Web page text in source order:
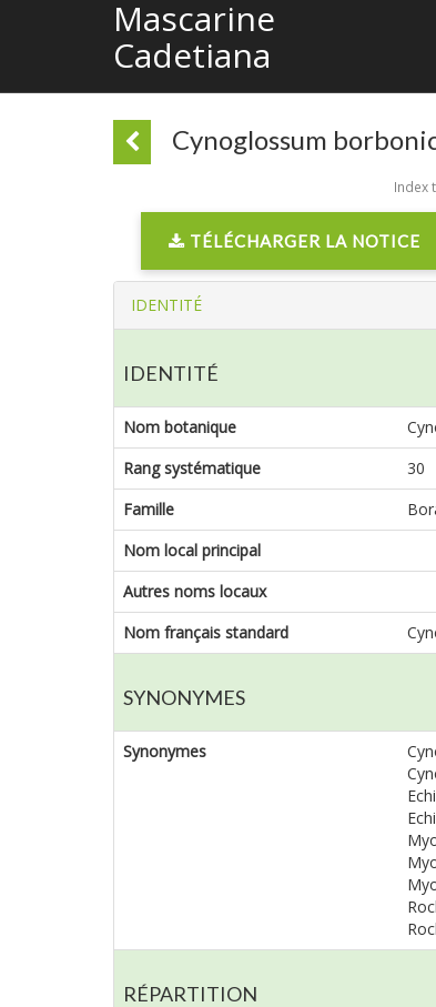
Mascarine
Cadetiana
Cynoglossum
Index
TÉLÉCHARGER LA NOTICE
IDENTITÉ
IDENTITÉ
Nom botanique
Rang systématique
30
Famille
Nom local principal
Autres noms locaux
Nom français standard
SYNONYMES
Synonymes
RÉPARTITION